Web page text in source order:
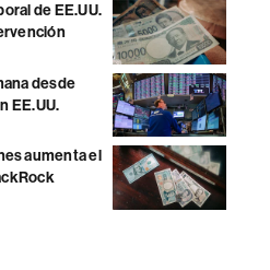
de EE.UU.
desde
EE.UU.
aumenta el